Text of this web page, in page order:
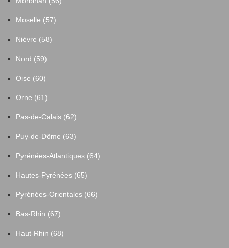
Moselle (57)
Nièvre (58)
Nord (59)
Oise (60)
Orne (61)
Pas-de-Calais (62)
Puy-de-Dôme (63)
Pyrénées-Atlantiques (64)
Hautes-Pyrénées (65)
Pyrénées-Orientales (66)
Bas-Rhin (67)
Haut-Rhin (68)